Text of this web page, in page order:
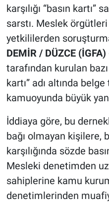
karşılığı “basın kartı”
sarstı. Meslek
yetkililerden
DEMİR / DÜZCE (İGFA)
tarafından kurulan
kartı” adı altında
kamuoyunda büyük
İddiaya göre, bu
bağı olmayan kişilere,
karşılığında sözde
Mesleki denetimden
sahiplerine kamu
denetimlerinden